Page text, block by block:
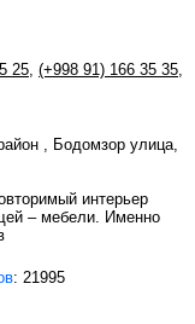
25 (+998 91) 166 35 35
, Бодомзор улица,
интерьер
– мебели. Именно
: 21995